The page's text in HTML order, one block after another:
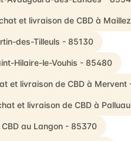
et livraison de CBD à
des-Tilleuls - 85130
Hilaire-le-Vouhis - 85480
et livraison de CBD à Mervent
et livraison de CBD à
au Langon - 85370